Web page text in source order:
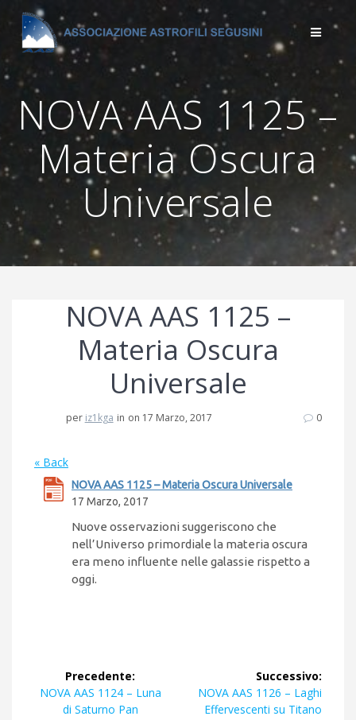
Salta
al
contenuto
NOVA AAS 1125 –
Materia Oscura
Universale
NOVA AAS 1125 –
Materia Oscura
Universale
per iz1kga in on 17 Marzo, 2017 0
« Back
NOVA AAS 1125 – Materia Oscura Universale
17 Marzo, 2017
Nuove osservazioni suggeriscono che
nell’Universo primordiale la materia oscura
era meno influente nelle galassie rispetto a
oggi.
Navigazione
articoli
Precedente:
Articolo
precedente:
NOVA AAS 1124 – Luna
di Saturno Pan
Successivo:
Articolo
successivo:
NOVA AAS 1126 – Laghi
Effervescenti su Titano